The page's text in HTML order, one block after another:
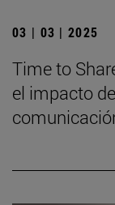
03 | 03 | 2025
Time to
el impacto